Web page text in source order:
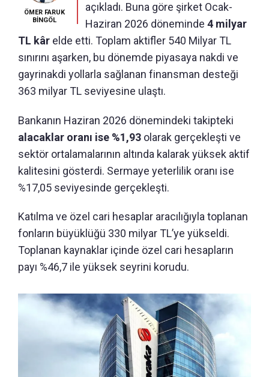
ÖMER FARUK
BİNGÖL
açıkladı. Buna göre şirket Ocak-
Haziran 2026 döneminde 4 milyar
TL kâr elde etti. Toplam aktifler 540 Milyar TL
sınırını aşarken, bu dönemde piyasaya nakdi ve
gayrinakdi yollarla sağlanan finansman desteği
363 milyar TL seviyesine ulaştı.
Bankanın Haziran 2026 dönemindeki takipteki
alacaklar oranı ise %1,93 olarak gerçekleşti ve
sektör ortalamalarının altında kalarak yüksek aktif
kalitesini gösterdi. Sermaye yeterlilik oranı ise
%17,05 seviyesinde gerçekleşti.
Katılma ve özel cari hesaplar aracılığıyla toplanan
fonların büyüklüğü 330 milyar TL’ye yükseldi.
Toplanan kaynaklar içinde özel cari hesapların
payı %46,7 ile yüksek seyrini korudu.